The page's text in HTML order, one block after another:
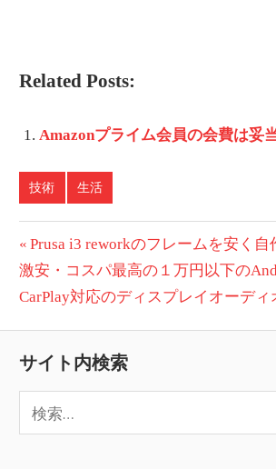
Related Posts:
Amazonプライム会員の会費は妥
技術 生活
投
稿
ビ
ゲ
ー
前
の
投
Prusa i3 reworkのフレームを安く自
次
の
激安・コスパ最高の１万円以下の
CarPlay対応のディスプレイオーディ
サイト内検索
索: